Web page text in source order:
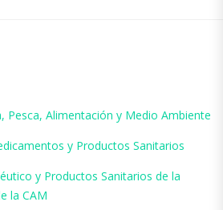
Pesca, Alimentación y Medio Ambiente
y Productos Sanitarios
y Productos Sanitarios de la
la CAM